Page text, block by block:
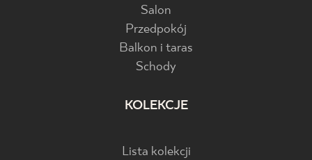
Salon
Przedpokój
Balkon i taras
Schody
KOLEKCJE
Lista kolekcji